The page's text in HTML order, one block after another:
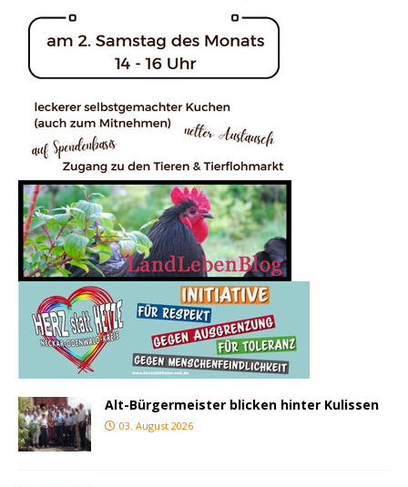
Alt-Bürgermeister blicken hinter Kulissen
03. August 2026